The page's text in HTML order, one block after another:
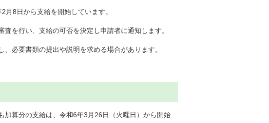
8日から支給を開始しています。
を行い、支給の可否を決定し申請者に通知します。
必要書類の提出や説明を求める場合があります。
算分の支給は、令和6年3月26日（火曜日）から開始